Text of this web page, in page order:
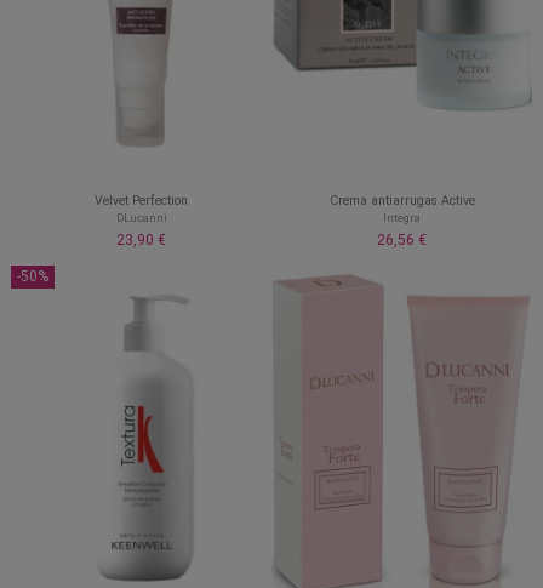
Velvet Perfection
DLucanni
23,90 €
Crema antiarrugas Active
Integra
26,56 €
-50%